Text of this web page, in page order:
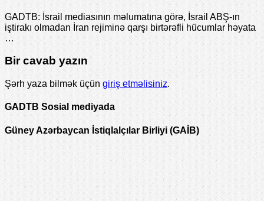
GADTB: İsrail mediasının məlumatına görə, İsrail ABŞ-ın
iştirakı olmadan İran rejiminə qarşı birtərəfli hücumlar həyata
…
Bir cavab yazın
Şərh yaza bilmək üçün giriş etməlisiniz.
GADTB Sosial mediyada
Güney Azərbaycan İstiqlalçılar Birliyi (GAİB)